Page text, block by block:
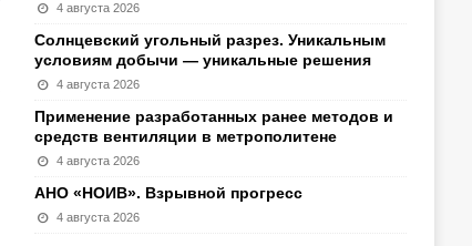
4 августа 2026
Солнцевский угольный разрез. Уникальным
условиям добычи — уникальные решения
4 августа 2026
Применение разработанных ранее методов и
средств вентиляции в метрополитене
4 августа 2026
АНО «НОИВ». Взрывной прогресс
4 августа 2026